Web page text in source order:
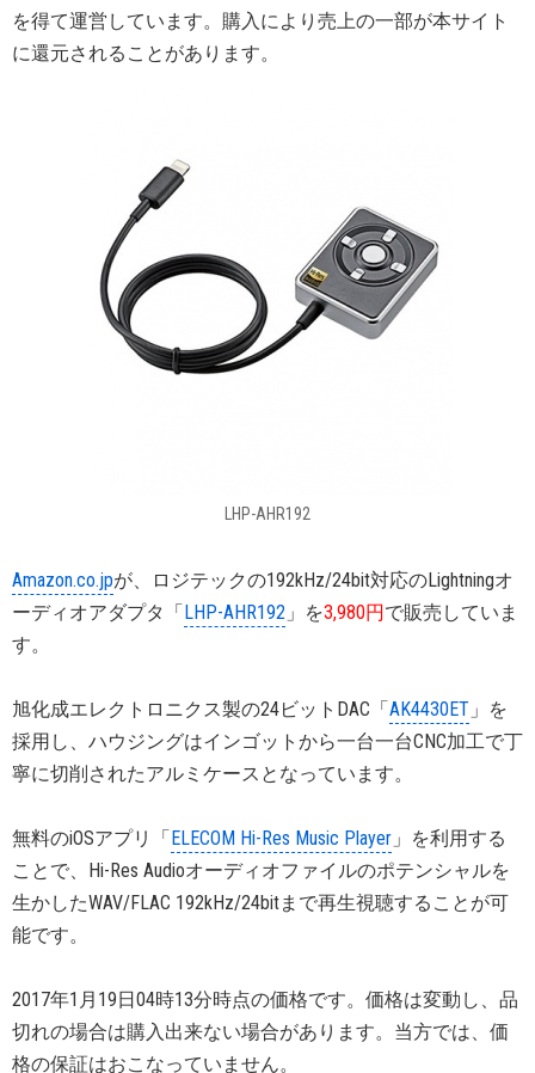
を得て運営しています。購入により売上の一部が本サイト
に還元されることがあります。
LHP-AHR192
Amazon.co.jpが、ロジテックの192kHz/24bit対応のLightningオ
ーディオアダプタ「LHP-AHR192 」を3,980円で販売していま
す。
旭化成エレクトロニクス製の24ビットDAC「AK4430ET 」を
採用し、ハウジングはインゴットから一台一台CNC加工で丁
寧に切削されたアルミケースとなっています。
無料のiOSアプリ「ELECOM Hi-Res Music Player 」を利用する
ことで、Hi-Res Audioオーディオファイルのポテンシャルを
生かしたWAV/FLAC 192kHz/24bitまで再生視聴することが可
能です。
2017年1月19日04時13分時点の価格です。価格は変動し、品
切れの場合は購入出来ない場合があります。当方では、価
格の保証はおこなっていません。